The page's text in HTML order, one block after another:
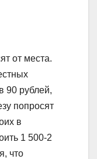
от места.
90 рублей,
попросят
в
1 500-2
что